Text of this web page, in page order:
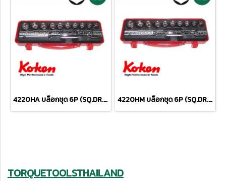
4220HA บล็อกชุด 6P (SQ.DR.1/2") Socket Set 4220HM บล็อกชุด 6P (SQ.DR.1/2") Socket Set
TORQUETOOLSTHAILAND